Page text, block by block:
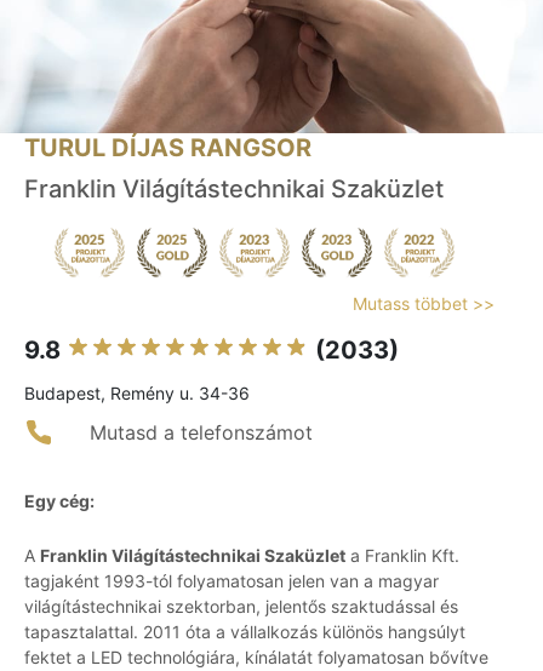
TURUL DÍJAS RANGSOR
Franklin Világítástechnikai Szaküzlet
Mutass többet >>
9.8 (2033)
Budapest, Remény u. 34-36
Mutasd a telefonszámot
Egy cég:
A Franklin Világítástechnikai Szaküzlet a Franklin Kft.
tagjaként 1993-tól folyamatosan jelen van a magyar
világítástechnikai szektorban, jelentős szaktudással és
tapasztalattal. 2011 óta a vállalkozás különös hangsúlyt
fektet a LED technológiára, kínálatát folyamatosan bővítve